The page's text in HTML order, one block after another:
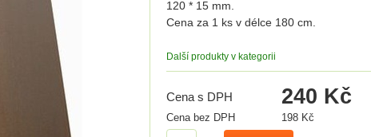
120 * 15 mm.
Cena za 1 ks v délce 180 cm.
Další produkty v kategorii
Cena s DPH 240 Kč
Cena bez DPH 198 Kč